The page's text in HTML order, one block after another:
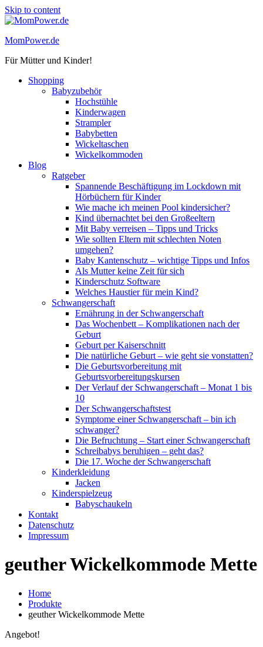
Skip to content
MomPower.de
Für Mütter und Kinder!
Shopping
Babyzubehör
Hochstühle
Kinderwagen
Strampler
Babybetten
Wickeltaschen
Wickelkommoden
Blog
Ratgeber
Spannende Beschäftigung im Lockdown mit
Hörbüchern für Kinder
Wie mache ich meinen Pool kindersicher?
Kind übernachtet bei den Großeeltern
Mit Baby verreisen – Tipps und Tricks
Wie sollten Eltern mit schlechten Noten
umgehen?
Baby Kantenschutz – wichtige Tipps und Infos
Als Mutter keine Zeit für sich
Kinderschutz Software
Welches Haustier für mein Kind?
Schwangerschaft
Ernährung in der Schwangerschaft
Das Wochenbett – Komplikationen nach der
Geburt
Geburt per Kaiserschnitt
Die natürliche Geburt – wie geht sie vonstatten?
Die Geburtsvorbereitung mit
Geburtsvorbereitungskursen
Der Verlauf der Schwangerschaft – Monat 1 bis
10
Der Schwangerschaftstest
Symptome einer Schwangerschaft – bin ich
schwanger?
Die Befruchtung – Start einer Schwangerschaft
Schreibabys beruhigen – geht das?
Die 17. Woche der Schwangerschaft
Kinderkleidung
Jacken
Kinderspielzeug
Babyschaukeln
Kontakt
Datenschutz
Impressum
geuther Wickelkommode Mette
Home
Produkte
geuther Wickelkommode Mette
Angebot!